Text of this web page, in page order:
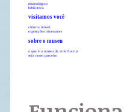
museológico
biblioteca
visitamos você
ciência móvel
exposições itinerantes
sobre o museu
o que é o museu da vida fiocruz
seja nosso parceiro